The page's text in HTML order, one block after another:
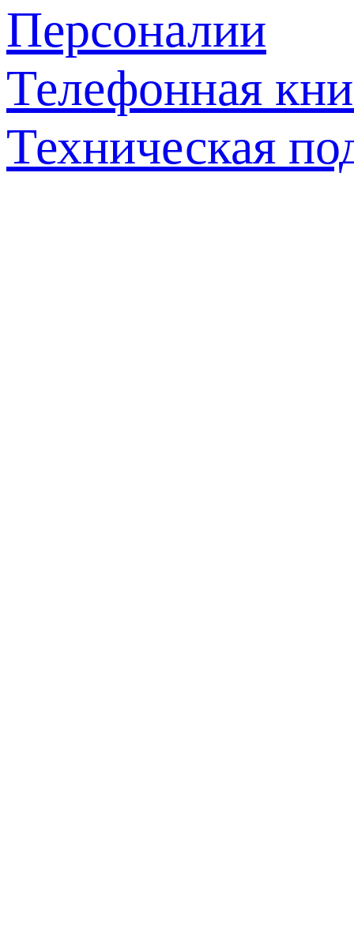
Персоналии
Телефонная
Техническая